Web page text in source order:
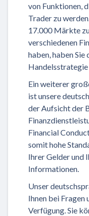
von Funktionen,
Trader zu
17.000 Märkte
verschiedenen
haben, haben
Ein weiterer
ist unsere
der Aufsicht der
Financial
somit hohe
Ihrer Gelder und
Informationen.
Unser
Ihnen bei
Verfügung. Sie